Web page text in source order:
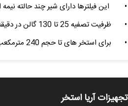
•
این فیلترها دارای شیر چند حالته
•
ظرفیت تصفیه 25 تا 130 گالن در دقیقه را ارائه می دهد.
•
برای استخر های تا حجم 240 مترمکعب استفاده می شود.
تجهیزات آریا استخر